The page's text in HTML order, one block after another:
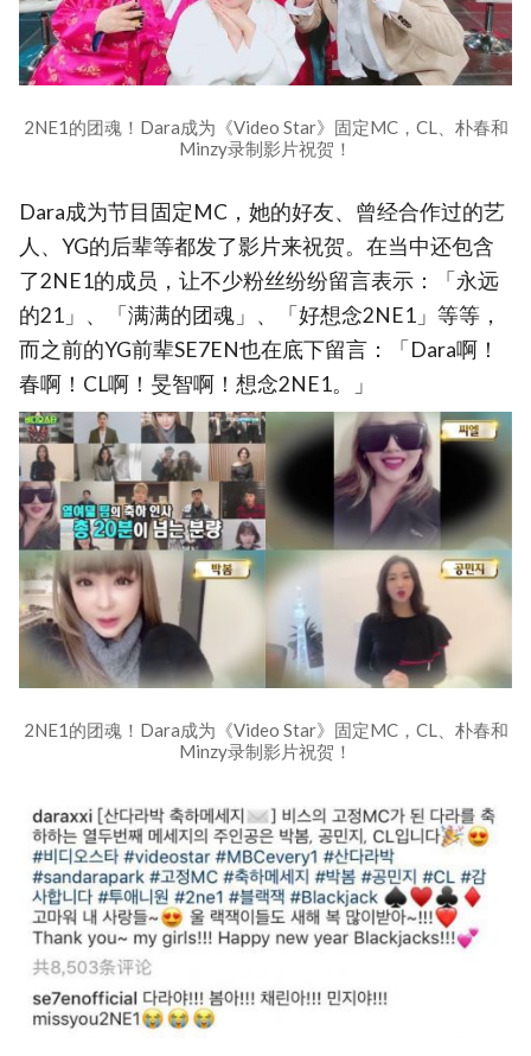
2NE1的团魂！Dara成为《Video Star》固定MC，CL、朴春和
Minzy录制影片祝贺！
Dara成为节目固定MC，她的好友、曾经合作过的艺
人、YG的后辈等都发了影片来祝贺。在当中还包含
了2NE1的成员，让不少粉丝纷纷留言表示：「永远
的21」、「满满的团魂」、「好想念2NE1」等等，
而之前的YG前辈SE7EN也在底下留言：「Dara啊！
春啊！CL啊！旻智啊！想念2NE1。」
2NE1的团魂！Dara成为《Video Star》固定MC，CL、朴春和
Minzy录制影片祝贺！